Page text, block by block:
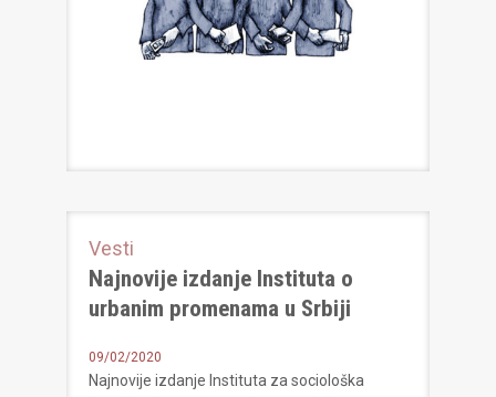
Vesti
Najnovije izdanje Instituta o
urbanim promenama u Srbiji
09/02/2020
Najnovije izdanje Instituta za sociološka